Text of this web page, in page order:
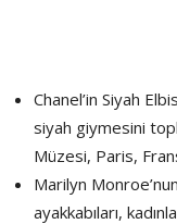
Chanel’in Siyah
siyah giymesini
Müzesi, Paris,
Marilyn
ayakkabıları,